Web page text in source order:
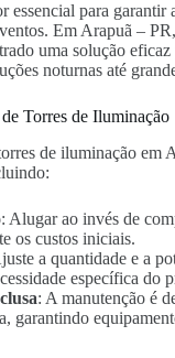
essencial para garantir
Em Arapuã –
uma solução eficaz
noturnas até
Torres de Iluminação
de iluminação em
: Alugar ao invés de
os custos iniciais.
a quantidade e a
específica do
: A manutenção é
garantindo